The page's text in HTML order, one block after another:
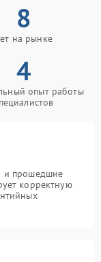
8
на рынке
4
опыт работы
и прошедшие
корректную